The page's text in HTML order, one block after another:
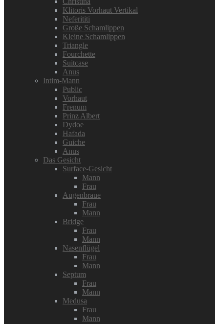
Klitoris Vorhaut Vertikal
Neferititi
Große Schamlippen
Kleine Schamlippen
Triangle
Fourchette
Suitcase
Anus
Intim-Mann
Public
Vorhaut
Frenum
Prinz Albert
Dydoe
Hafada
Guiche
Anus
Das Gesicht
Surface-Gesicht
Mann
Frau
Augenbraue
Frau
Mann
Bridge
Frau
Mann
Nasenflügel
Frau
Mann
Septum
Frau
Mann
Medusa
Frau
Mann